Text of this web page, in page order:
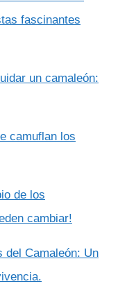
fascinantes
un camaleón:
camuflan los
de los
cambiar!
del Camaleón: Un